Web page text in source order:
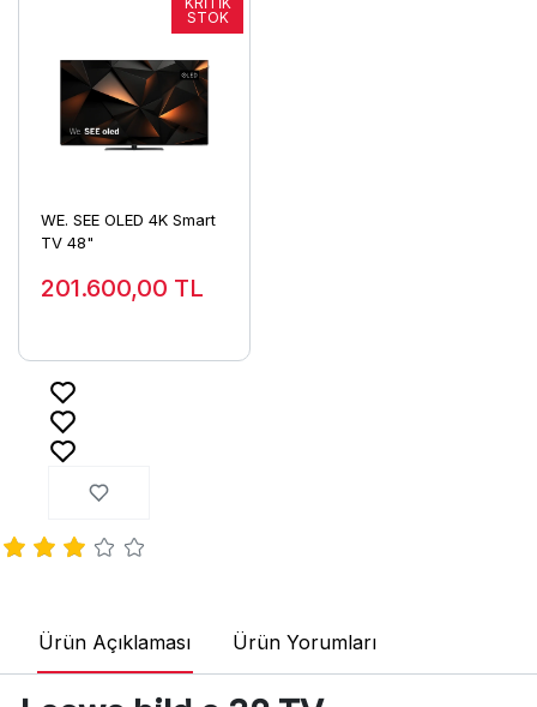
WE. SEE OLED 4K Smart
TV 48"
201.600,00 TL
Ürün Açıklaması Ürün Yorumları